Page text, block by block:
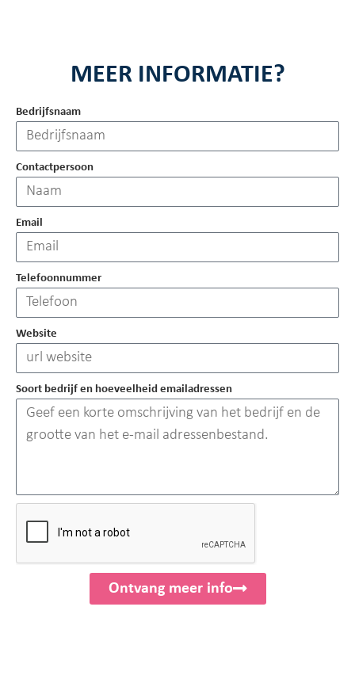
MEER INFORMATIE?
Bedrijfsnaam
Contactpersoon
Email
Telefoonnummer
Website
Soort bedrijf en hoeveelheid emailadressen
Ontvang meer info